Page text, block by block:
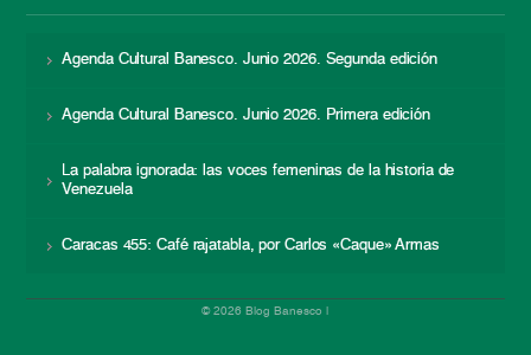
Agenda Cultural Banesco. Junio 2026. Segunda edición
Agenda Cultural Banesco. Junio 2026. Primera edición
La palabra ignorada: las voces femeninas de la historia de
Venezuela
Caracas 455: Café rajatabla, por Carlos «Caque» Armas
© 2026 Blog Banesco |